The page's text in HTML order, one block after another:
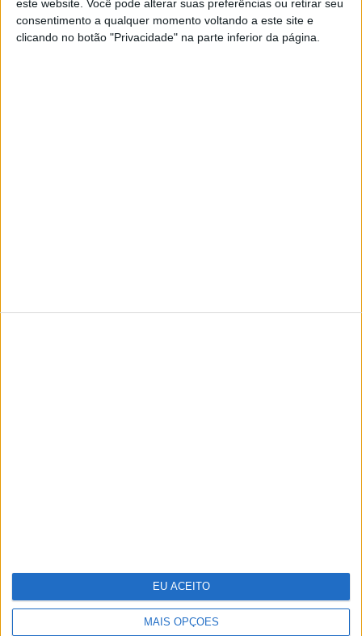
este website. Você pode alterar suas preferências ou retirar seu
consentimento a qualquer momento voltando a este site e
clicando no botão "Privacidade" na parte inferior da página.
MAIS OPÇÕES
EU ACEITO
E de, no dia seguinte, estar bem acordado,
porque afinal as dez da noite sabem às três da
madrugada. As matinés estão de regresso, de